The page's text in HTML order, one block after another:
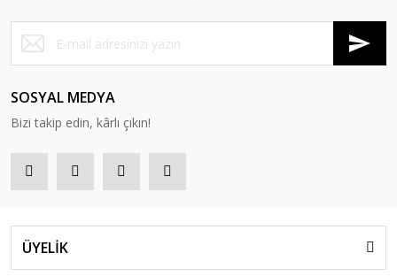
SOSYAL MEDYA
Bizi takip edin, kârlı çıkın!
ÜYELİK